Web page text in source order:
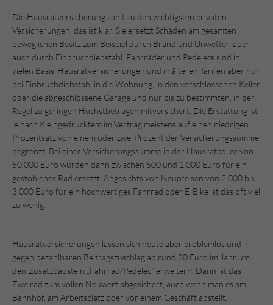
Die Hausratversicherung zählt zu den wichtigsten privaten
Versicherungen, das ist klar. Sie ersetzt Schäden am gesamten
beweglichen Besitz zum Beispiel durch Brand und Unwetter, aber
auch durch Einbruchdiebstahl. Fahrräder und Pedelecs sind in
vielen Basis-Hausratversicherungen und in älteren Tarifen aber nur
bei Einbruchdiebstahl in die Wohnung, in den verschlossenen Keller
oder die abgeschlossene Garage und nur bis zu bestimmten, in der
Regel zu geringen Höchstbeträgen mitversichert. Die Erstattung ist
je nach Kleingedrucktem im Vertrag meistens auf einen niedrigen
Prozentsatz von einem oder zwei Prozent der Versicherungssumme
begrenzt. Bei einer Versicherungssumme in der Hausratpolice von
50.000 Euro würden dann zwischen 500 und 1.000 Euro für ein
gestohlenes Rad ersetzt. Angesichts von Neupreisen von 2.000 bis
3.000 Euro für ein hochwertiges Fahrrad oder E-Bike ist das oft viel
zu wenig.
Hausratversicherungen lassen sich heute aber problemlos und
gegen bezahlbaren Beitragszuschlag ab rund 20 Euro im Jahr um
den Zusatzbaustein „Fahrrad/Pedelec” erweitern. Dann ist das
Zweirad zum vollen Neuwert abgesichert, auch wenn man es am
Bahnhof, am Arbeitsplatz oder vor einem Geschäft abstellt.